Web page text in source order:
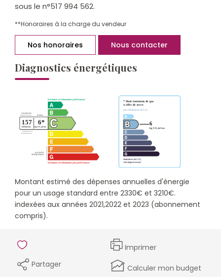
sous le n°517 994 562.
**Honoraires à la charge du vendeur
Nos honoraires Nous contacter
Diagnostics énergétiques
Montant estimé des dépenses annuelles d'énergie
pour un usage standard entre 2330€ et 3210€.
indexées aux années 2021,2022 et 2023 (abonnement
compris).
Imprimer
Partager
Calculer mon budget